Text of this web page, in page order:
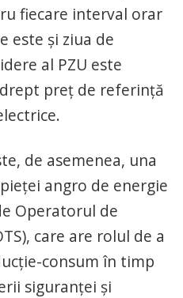
fiecare interval orar
este şi ziua de
al PZU este
preț de referință
de asemenea, una
angro de energie
Operatorul de
care are rolul de a
consum în timp
siguranţei şi